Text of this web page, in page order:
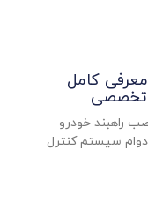
کامل
تخصصی
راهبند خودرو
سیستم کنترل